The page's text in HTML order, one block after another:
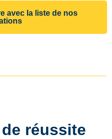
avec la liste de nos
réussite